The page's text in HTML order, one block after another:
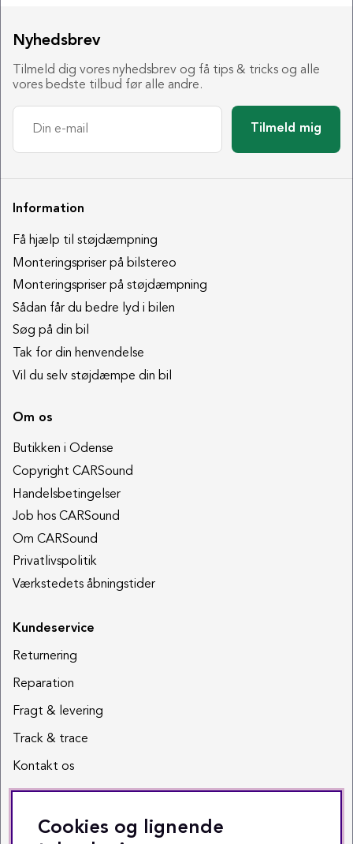
Nyhedsbrev
Tilmeld dig vores nyhedsbrev og få tips & tricks og alle
vores bedste tilbud før alle andre.
Tilmeld mig
Information
Få hjælp til støjdæmpning
Monteringspriser på bilstereo
Monteringspriser på støjdæmpning
Sådan får du bedre lyd i bilen
Søg på din bil
Tak for din henvendelse
Vil du selv støjdæmpe din bil
Om os
Butikken i Odense
Copyright CARSound
Handelsbetingelser
Job hos CARSound
Om CARSound
Privatlivspolitik
Værkstedets åbningstider
Kundeservice
Returnering
Reparation
Fragt & levering
Track & trace
Kontakt os
Sociale medier
Cookies og lignende